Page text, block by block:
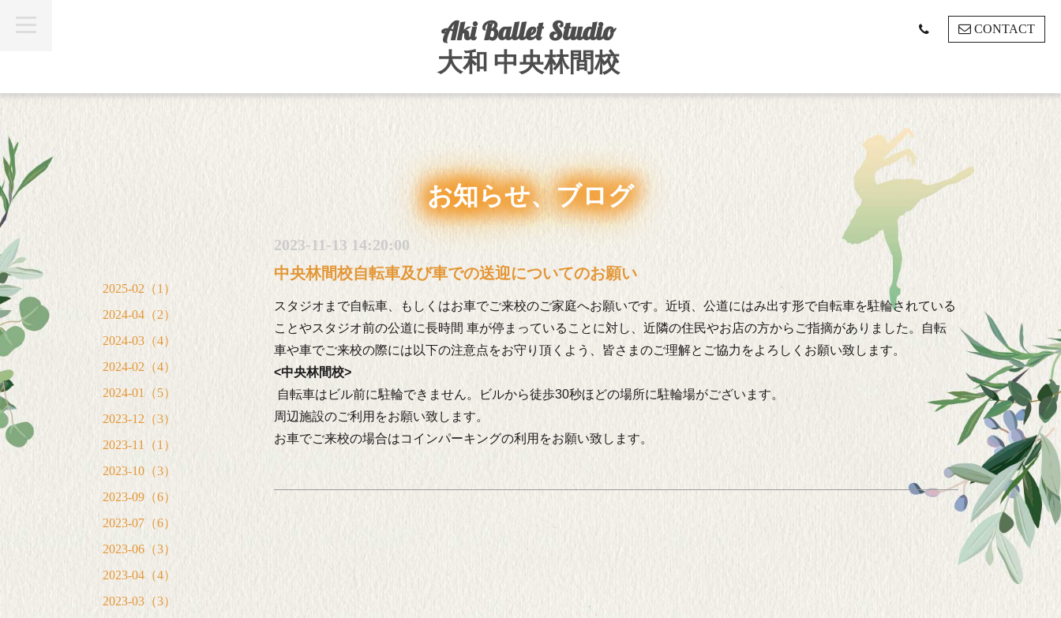
Aki Ballet Studio
大和 中央林間校
t
o
n
g
i
o
CONTACT
お知らせ、ブログ
2023-11-13 14:20:00
中央林間校自転車及び車での送迎についてのお願い
スタジオまで自転車、もしくはお車でご来校のご家庭へお願いです。近頃、公道にはみ出す形で自転車を駐輪されている
ことやスタジオ前の公道に長時間 車が停まっていることに対し、近隣の住民やお店の方からご指摘がありました。自転
車や車でご来校の際には以下の注意点をお守り頂くよう、皆さまのご理解とご協力をよろしくお願い致します。
<中央林間校>
自転車はビル前に駐輪できません。ビルから徒歩30秒ほどの場所に駐輪場がございます。
周辺施設のご利用をお願い致します。
お車でご来校の場合はコインパーキングの利用をお願い致します。
2025-02（1）
2024-04（2）
2024-03（4）
2024-02（4）
2024-01（5）
2023-12（3）
2023-11（1）
2023-10（3）
2023-09（6）
2023-07（6）
2023-06（3）
2023-04（4）
2023-03（3）